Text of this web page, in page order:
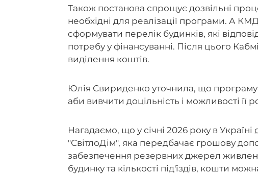
Також постанова спрощує дозвільні
необхідні для реалізації програми. А
сформувати перелік будинків, які
потребу у фінансуванні. Після цього
виділення коштів.
Юлія Свириденко уточнила, що програму
аби вивчити доцільність і можливості її
Нагадаємо, що у січні 2026 року в Україні
"СвітлоДім", яка передбачає грошову
забезпечення резервних джерел
будинку та кількості під'їздів, кошти